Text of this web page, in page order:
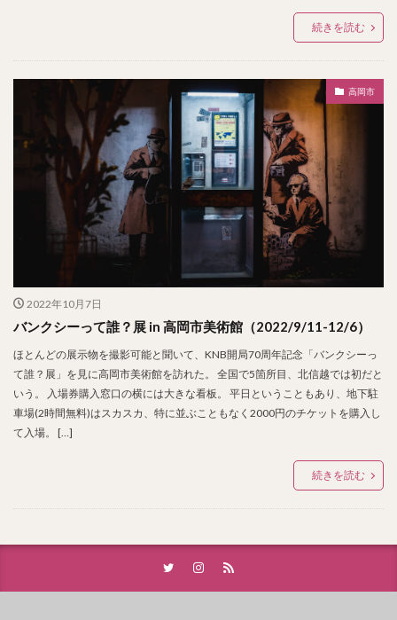
続きを読む
高岡市
2022年10月7日
バンクシーって誰？展 in 高岡市美術館（2022/9/11-12/6）
ほとんどの展示物を撮影可能と聞いて、KNB開局70周年記念「バンクシーっ
て誰？展」を見に高岡市美術館を訪れた。 全国で5箇所目、北信越では初だと
いう。 入場券購入窓口の横には大きな看板。 平日ということもあり、地下駐
車場(2時間無料)はスカスカ、特に並ぶこともなく2000円のチケットを購入し
て入場。 […]
続きを読む